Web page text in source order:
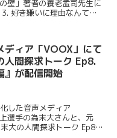
壁」著者の養老孟司先生に
好き嫌いに理由なんてな
ディア「VOOX」にて
人間探求トーク Ep8.
』が配信開始
した音声メディア
選手の為末大さんと、元
大の人間探求トーク Ep8.